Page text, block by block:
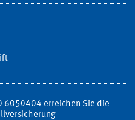
6050404 erreichen Sie die